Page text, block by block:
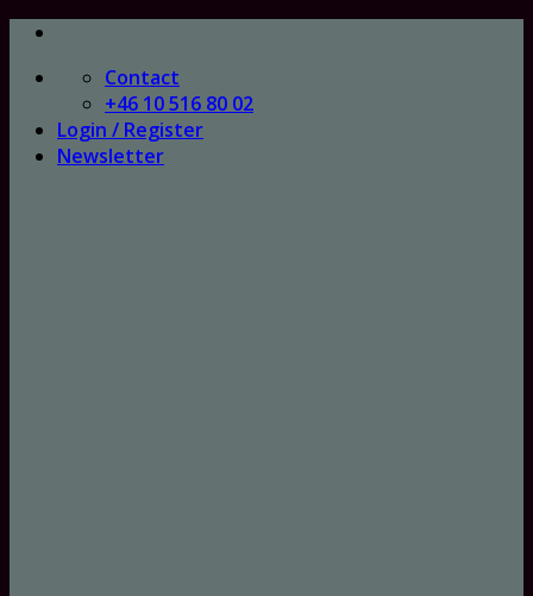
Skip
content
Contact
+46 10 516 80 02
Login / Register
Newsletter